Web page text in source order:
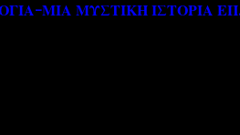
ΜΙΑ ΜΥΣΤΙΚΗ ΙΣΤΟΡΙΑ